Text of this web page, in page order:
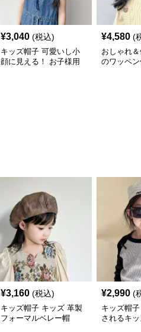
¥3,040 (税込)
キッズ帽子 可愛いし小
顔に見える！ お子様用
¥4,580 (
おしゃれ
のワッペ
¥3,160 (税込)
キッズ帽子 キッズ 革製
フォーマルベレー帽
¥2,990 (
キッズ帽
されるキ